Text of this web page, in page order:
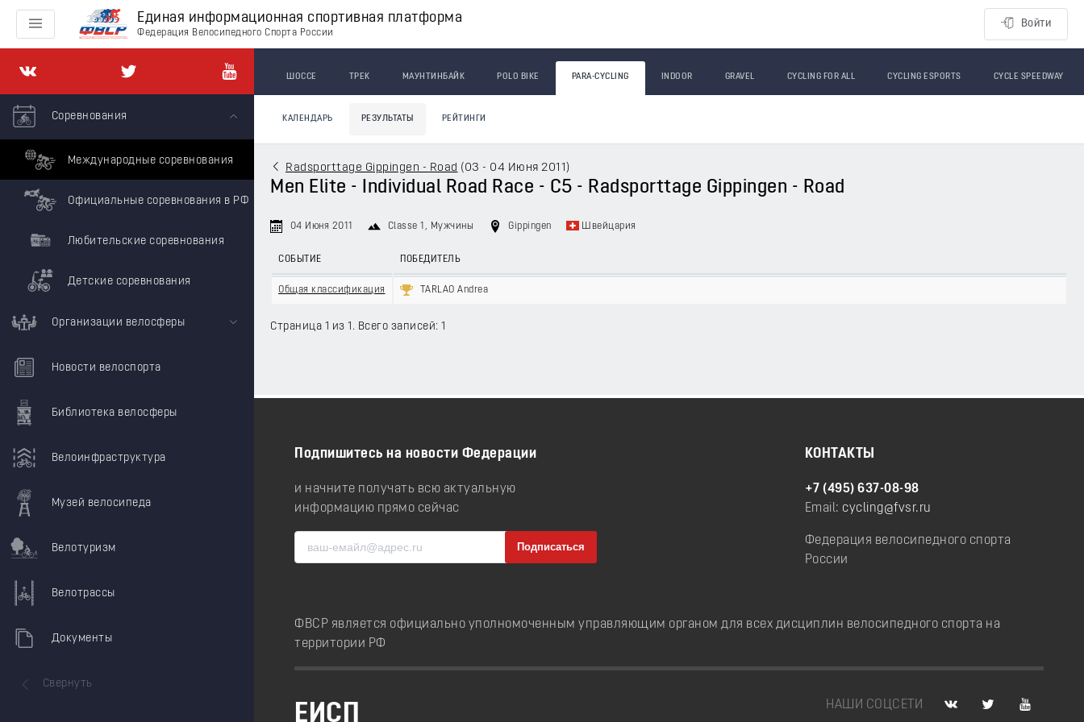
Единая информационная спортивная платформа
Федерация Велосипедного Спорта России
Войти
Соревнования
Международные соревнования
Официальные соревнования в РФ
Любительские соревнования
Детские соревнования
Организации велосферы
Новости велоспорта
Библиотека велосферы
Велоинфраструктура
Музей велосипеда
Велотуризм
Велотрассы
Документы
Свернуть
ШОССЕ ТРЕК МАУНТИНБАЙК POLO BIKE PARA-CYCLING INDOOR GRAVEL CYCLING FOR ALL CYCLING ESPORTS CYCLE SPEEDWAY
КАЛЕНДАРЬ РЕЗУЛЬТАТЫ РЕЙТИНГИ
Radsporttage Gippingen - Road ( 03 - 04 Июня 2011 )
Men Elite - Individual Road Race - C5 - Radsporttage Gippingen - Road
04 Июня 2011 Classe 1 , Мужчины Gippingen Швейцария
СОБЫТИЕ ПОБЕДИТЕЛЬ
Общая классификация TARLAO Andrea
Страница 1 из 1. Всего записей: 1
Подпишитесь на новости Федерации
и начните получать всю актуальную
информацию прямо сейчас
КОНТАКТЫ
+7 (495) 637-08-98
Email: cycling@fvsr.ru
Федерация велосипедного спорта
России
ФВСР является официально уполномоченным управляющим органом для всех дисциплин велосипедного спорта на
территории РФ
НАШИ СОЦСЕТИ
ЕИСП